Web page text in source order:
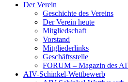
Der Verein
Geschichte des Vereins
Der Verein heute
Mitgliedschaft
Vorstand
Mitgliederlinks
Geschäftsstelle
FORUM – Magazin des
AIV-Schinkel-Wettbewerb